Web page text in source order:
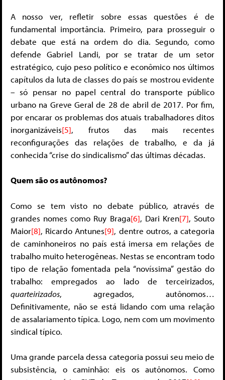
A nosso ver, refletir sobre essas questões é de
fundamental importância. Primeiro, para prosseguir o
debate que está na ordem do dia. Segundo, como
defende Gabriel Landi, por se tratar de um setor
estratégico, cujo peso político e econômico nos últimos
capítulos da luta de classes do país se mostrou evidente
– só pensar no papel central do transporte público
urbano na Greve Geral de 28 de abril de 2017. Por fim,
por encarar os problemas dos atuais trabalhadores ditos
inorganizáveis[5], frutos das mais recentes
reconfigurações das relações de trabalho, e da já
conhecida “crise do sindicalismo” das últimas décadas.
Quem são os autônomos?
Como se tem visto no debate público, através de
grandes nomes como Ruy Braga[6], Dari Kren[7], Souto
Maior[8], Ricardo Antunes[9], dentre outros, a categoria
de caminhoneiros no país está imersa em relações de
trabalho muito heterogêneas. Nestas se encontram todo
tipo de relação fomentada pela “novíssima” gestão do
trabalho: empregados ao lado de terceirizados,
quarteirizados, agregados, autônomos…
Definitivamente, não se está lidando com uma relação
de assalariamento típica. Logo, nem com um movimento
sindical típico.
Uma grande parcela dessa categoria possui seu meio de
subsistência, o caminhão: eis os autônomos. Como